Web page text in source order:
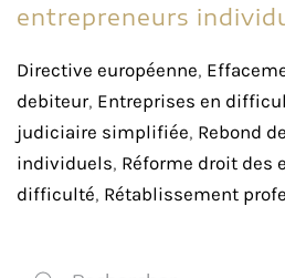
entrepreneurs
Directive européenne,
debiteur, Entreprises en
judiciaire simplifiée, Rebond
individuels, Réforme droit des
difficulté, Rétablissement